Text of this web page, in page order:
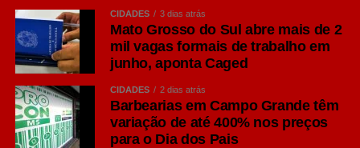
CIDADES 3 dias atrás
Mato Grosso do Sul abre mais de 2
mil vagas formais de trabalho em
junho, aponta Caged
CIDADES 2 dias atrás
Barbearias em Campo Grande têm
variação de até 400% nos preços
para o Dia dos Pais